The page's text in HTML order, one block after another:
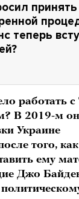
теперь
работать
В 2019-м
Украине
того,
ему
Джо